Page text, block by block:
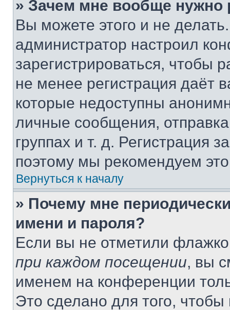
» Зачем мне вообще нужно
Вы можете этого и не
администратор настроил
зарегистрироваться, чтобы
не менее регистрация даёт
которые недоступны
личные сообщения,
группах и т. д. Регистрация
поэтому мы рекомендуем
Вернуться к началу
» Почему мне
имени и пароля?
Если вы не отметили
при каждом посещении, вы
именем на конференции
Это сделано для того, чтобы